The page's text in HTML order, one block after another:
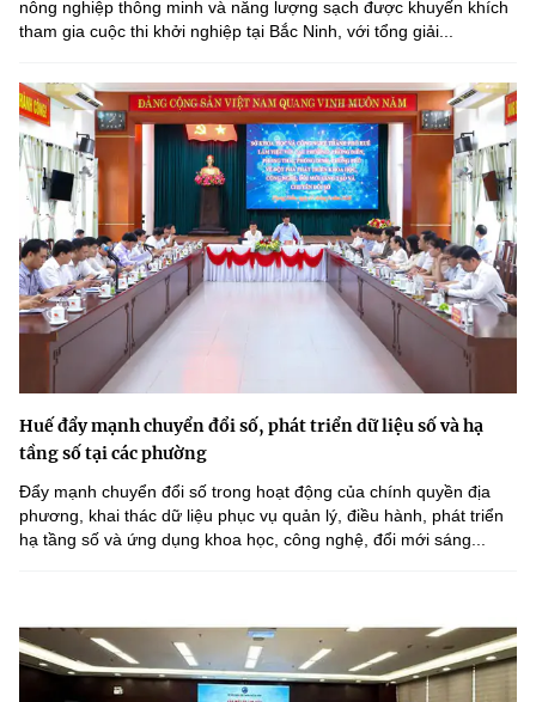
nông nghiệp thông minh và năng lượng sạch được khuyến khích
tham gia cuộc thi khởi nghiệp tại Bắc Ninh, với tổng giải...
Huế đẩy mạnh chuyển đổi số, phát triển dữ liệu số và hạ
tầng số tại các phường
Đẩy mạnh chuyển đổi số trong hoạt động của chính quyền địa
phương, khai thác dữ liệu phục vụ quản lý, điều hành, phát triển
hạ tầng số và ứng dụng khoa học, công nghệ, đổi mới sáng...